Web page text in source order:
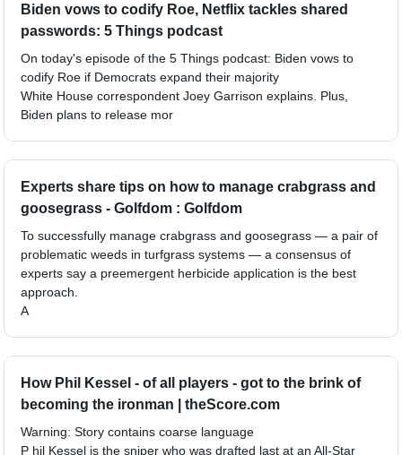
Biden vows to codify Roe, Netflix tackles shared
passwords: 5 Things podcast
On today's episode of the 5 Things podcast: Biden vows to
codify Roe if Democrats expand their majority
White House correspondent Joey Garrison explains. Plus,
Biden plans to release mor
Experts share tips on how to manage crabgrass and
goosegrass - Golfdom : Golfdom
To successfully manage crabgrass and goosegrass — a pair of
problematic weeds in turfgrass systems — a consensus of
experts say a preemergent herbicide application is the best
approach.
A
How Phil Kessel - of all players - got to the brink of
becoming the ironman | theScore.com
Warning: Story contains coarse language
P hil Kessel is the sniper who was drafted last at an All-Star